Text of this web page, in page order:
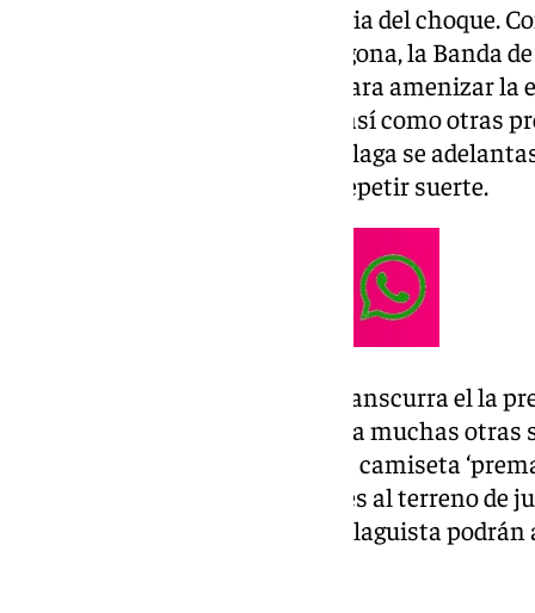
El plato fuerte llegará en la previa del choque.
play-off ante el Nàstic de Tarragona, la Banda
recorrerá la banda del estadio para amenizar
varias canciones malaguistas, así como otras
15 de junio sirvió para que el Málaga se
que en esta ocasión buscarán repetir suerte.
No será la única novedad que transcurra el la
pues el club costasoleño prepara muchas
Entre ellas estará el sorteo de la camiseta
la que saltarán los blanquiazules al terreno de
que deseen acudir al templo malaguista podrán